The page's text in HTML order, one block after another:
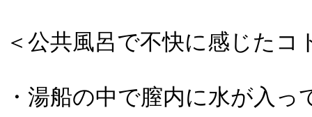
＜公共風呂で不快に感じたコ
・湯船の中で膣内に水が入